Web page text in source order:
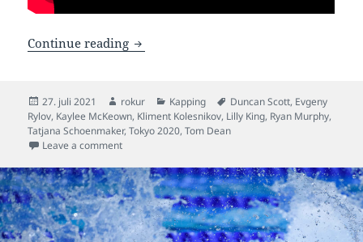
Continue reading Skifti í toppinum eisini triðja dag á OL
Posted
on
27. juli 2021 Author
rokur Categories
Kapping Tags
Duncan Scott, Evgeny
Rylov, Kaylee McKeown, Kliment Kolesnikov, Lilly King, Ryan Murphy,
Tatjana Schoenmaker,Tokyo 2020,Tom Dean
Leave a commenton Skifti í toppinum eisini triðja dag á OL í Tokyo